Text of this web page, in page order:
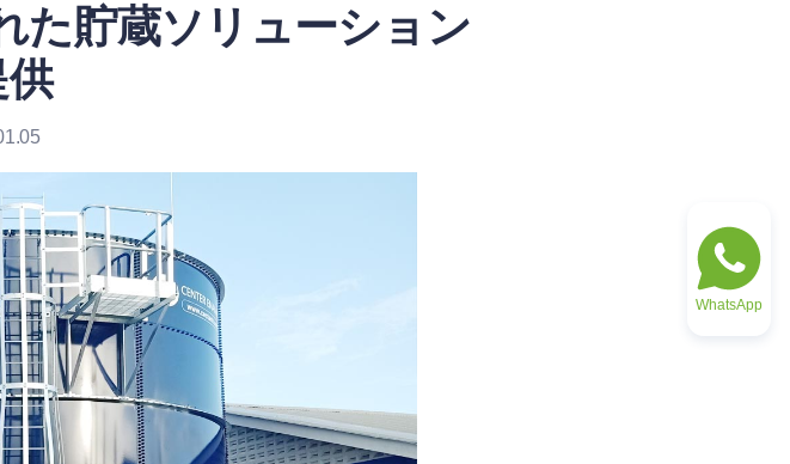
た貯蔵ソリューション
供
WhatsApp